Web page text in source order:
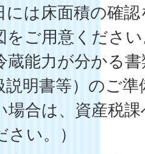
には床面積の確
をご用意くださ
蔵能力が分かる
説明書等）のご
場合は、資産税
い。）